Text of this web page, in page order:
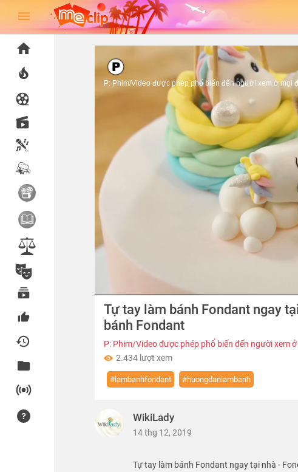
00:52
Volume
0%
P: Phim/Video được phép phổ biến đến người xem ở mọi
Tự tay làm bánh Fondant ngay
bánh Fondant
P: Phim/Video được phép phổ biến đến người xem
2.434 lượt xem
#lambanhfondant #huongdanlambanh
WikiLady
14 thg 12, 2019
Tự tay làm bánh Fondant ngay tại nhà -